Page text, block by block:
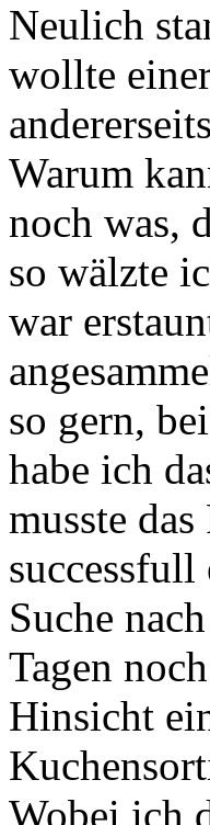
Neulich
wollte
Warum
noch was,
so wälzte
war
so gern,
habe ich
musste
Suche
Tagen
Hinsicht
Wobei ich